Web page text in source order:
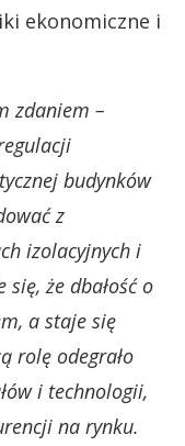
ekonomiczne i
zdaniem –
budynków
z
izolacyjnych i
że dbałość o
a staje się
rolę odegrało
i technologii,
na rynku.